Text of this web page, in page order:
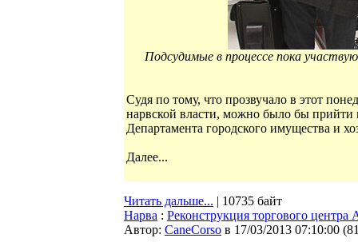
Подсудимые в процессе пока
Судя по тому, что прозвучало в этот
нарвской власти, можно было бы прийти
Департамента городского имущества и
Далее...
Читать дальше... | 10735 байт
Нарва : Реконструкция торгового центра
Автор: CaneCorso в 17/03/2013 07:10:00 (